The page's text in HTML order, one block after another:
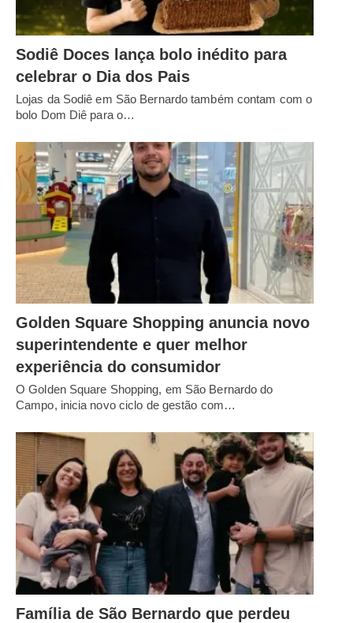
Sodiê Doces lança bolo inédito para
celebrar o Dia dos Pais
Lojas da Sodiê em São Bernardo também contam com o
bolo Dom Diê para o…
Golden Square Shopping anuncia novo
superintendente e quer melhor
experiência do consumidor
O Golden Square Shopping, em São Bernardo do
Campo, inicia novo ciclo de gestão com…
Família de São Bernardo que perdeu